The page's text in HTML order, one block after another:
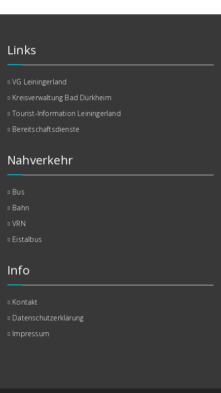
Links
VG Leiningerland
Kreisverwaltung Bad Dürkheim
Tourist-Information Leiningerland
Bereitschaftsdienste
Nahverkehr
Bus
Bahn
VRN
Eistalbus
Info
Kontakt
Datenschutzerklärung
Impressum